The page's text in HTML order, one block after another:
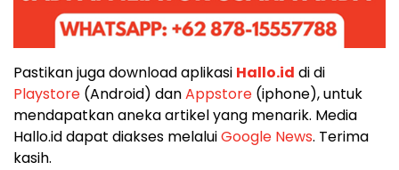
Pastikan juga download aplikasi Hallo.id di di
Playstore (Android) danAppstore (iphone), untuk
mendapatkan aneka artikel yang menarik. Media
Hallo.id dapat diakses melaluiGoogle News. Terima
kasih.